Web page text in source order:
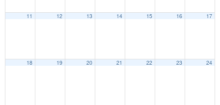
11 12 13 14 15 16 17
18 19 20 21 22 23 24